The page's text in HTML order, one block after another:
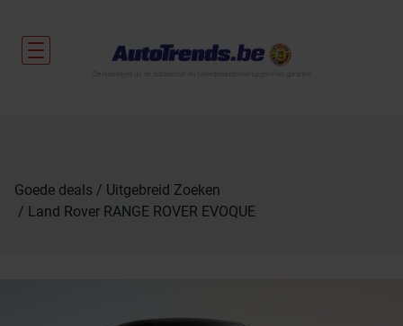
Goede deals
Uitgebreid Zoeken
Land Rover RANGE ROVER EVOQUE